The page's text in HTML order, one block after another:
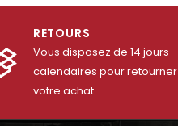
RETOURS
Vous disposez de 14 jours
calendaires pour retourner
votre achat.